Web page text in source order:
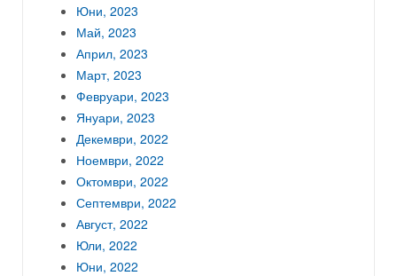
Юни, 2023
Май, 2023
Април, 2023
Март, 2023
Февруари, 2023
Януари, 2023
Декември, 2022
Ноември, 2022
Октомври, 2022
Септември, 2022
Август, 2022
Юли, 2022
Юни, 2022